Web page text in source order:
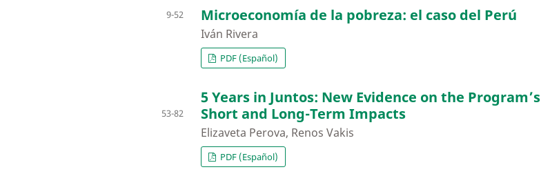
Microeconomía de la pobreza: el caso del Perú
Iván Rivera
9-52
PDF (Español)
5 Years in Juntos: New Evidence on the Program’s
Short and Long-Term Impacts
Elizaveta Perova, Renos Vakis
53-82
PDF (Español)